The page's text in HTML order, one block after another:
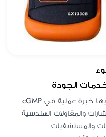
الجودة
شركة هندسية مصرية لديها خبرة عملية في cGMP
والمقاولات الهندسية
والمستشفيات